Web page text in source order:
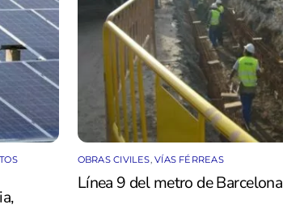
OBRAS CIVILES,VÍAS FÉRREAS
Línea 9 del metro de Barcelona